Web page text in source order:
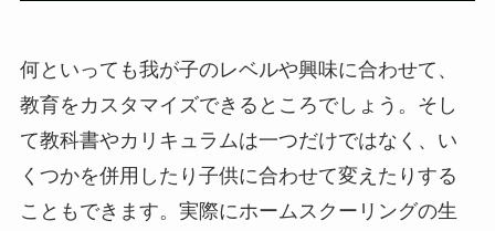
何といっても我が子のレベルや興味に合わせて、
教育をカスタマイズできるところでしょう。そし
て教科書やカリキュラムは一つだけではなく、い
くつかを併用したり子供に合わせて変えたりする
こともできます。実際にホームスクーリングの生